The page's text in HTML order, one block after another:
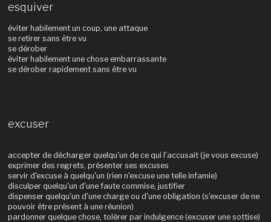
esquiver
éviter habilement un coup, une attaque
se retirer sans être vu
se dérober
éviter habilement une chose embarrassante
se dérober rapidement sans être vu
excuser
accepter de décharger quelqu'un de ce qui l'accusait (je vous excuse)
exprimer des regrets, présenter ses excuses
servir d'excuse à quelqu'un (rien n'excuse une telle infamie)
disculper quelqu'un d'une faute commise, justifier
dispenser quelqu'un d'une charge ou d'une obligation (s'excuser de ne
pouvoir être présent à une réunion)
pardonner quelque chose, tolérer par indulgence (excuser une sottise)